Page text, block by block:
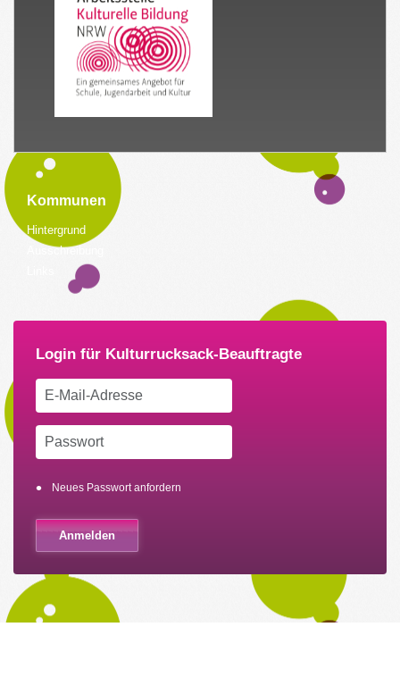
Kommunen
Hintergrund
Ausschreibung
Neues Passwort anfordern